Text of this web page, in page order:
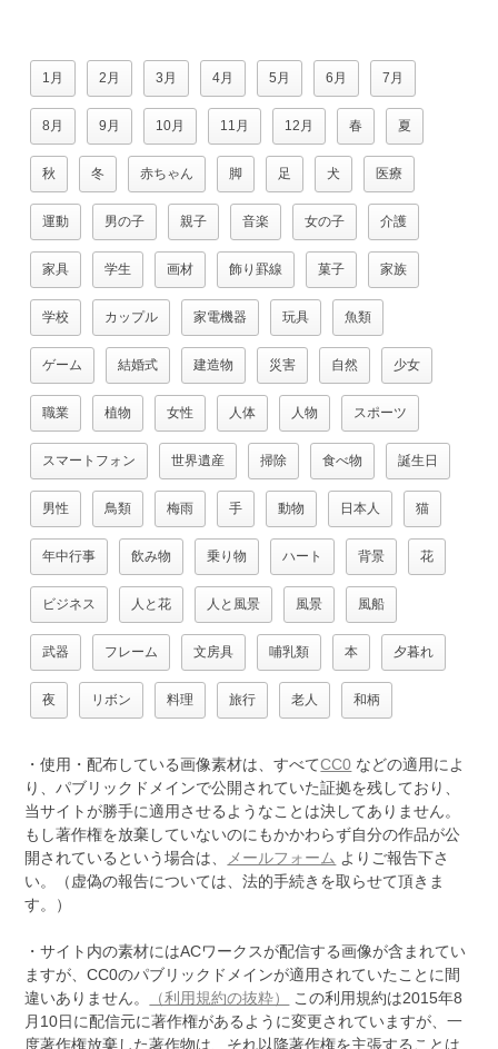
1月 2月 3月 4月 5月 6月 7月
8月 9月 10月 11月 12月 春 夏
秋 冬 赤ちゃん 脚 足 犬 医療
運動 男の子 親子 音楽 女の子 介護
家具 学生 画材 飾り罫線 菓子 家族
学校 カップル 家電機器 玩具 魚類
ゲーム 結婚式 建造物 災害 自然 少女
職業 植物 女性 人体 人物 スポーツ
スマートフォン 世界遺産 掃除 食べ物 誕生日
男性 鳥類 梅雨 手 動物 日本人 猫
年中行事 飲み物 乗り物 ハート 背景 花
ビジネス 人と花 人と風景 風景 風船
武器 フレーム 文房具 哺乳類 本 夕暮れ
夜 リボン 料理 旅行 老人 和柄
・使用・配布している画像素材は、すべてCC0 などの適用によ
り、パブリックドメインで公開されていた証拠を残しており、
当サイトが勝手に適用させるようなことは決してありません。
もし著作権を放棄していないのにもかかわらず自分の作品が公
開されているという場合は、
メールフォーム よりご報告下さ
い。（虚偽の報告については、法的手続きを取らせて頂きま
す。）
・サイト内の素材にはACワークスが配信する画像が含まれてい
ますが、CC0のパブリックドメインが適用されていたことに間
違いありません。
（利用規約の抜粋）
この利用規約は2015年8
月10日に配信元に著作権があるように変更されていますが、一
度著作権放棄した著作物は、それ以降著作権を主張することは